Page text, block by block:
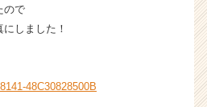
ので
しました！